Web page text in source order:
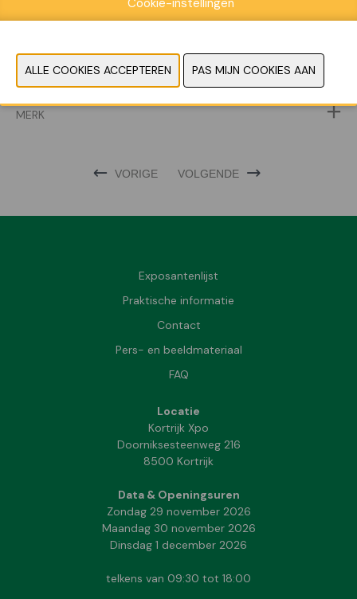
FOTO'S
MERK
VORIGE VOLGENDE
Exposantenlijst
Praktische informatie
Contact
Pers- en beeldmateriaal
FAQ
Locatie
Kortrijk Xpo
Doorniksesteenweg 216
8500 Kortrijk
Data & Openingsuren
Zondag 29 november 2026
Maandag 30 november 2026
Dinsdag 1 december 2026
telkens van 09:30 tot 18:00
Cookie-instellingen